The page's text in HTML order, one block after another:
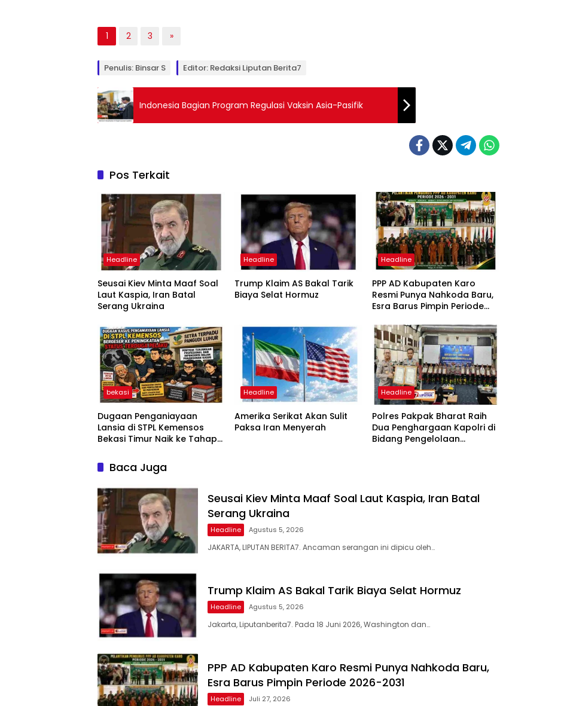
1 2 3 »
Penulis: Binsar S Editor: Redaksi Liputan Berita7
Indonesia Bagian Program Regulasi Vaksin Asia-Pasifik
Pos Terkait
Headline
Seusai Kiev Minta Maaf Soal
Laut Kaspia, Iran Batal
Serang Ukraina
Headline
Trump Klaim AS Bakal Tarik
Biaya Selat Hormuz
Headline
PPP AD Kabupaten Karo
Resmi Punya Nahkoda Baru,
Esra Barus Pimpin Periode
bekasi
Dugaan Penganiayaan
Lansia di STPL Kemensos
Bekasi Timur Naik ke Tahap
Minta Proses Transparan
dan Bebas Intervensi
Headline
Amerika Serikat Akan Sulit
Paksa Iran Menyerah
Headline
Polres Pakpak Bharat Raih
Dua Penghargaan Kapolri di
Bidang Pengelolaan
Baca Juga
Seusai Kiev Minta Maaf Soal Laut Kaspia, Iran Batal
Serang Ukraina
Headline Agustus 5, 2026
JAKARTA, LIPUTAN BERITA7. Ancaman serangan ini dipicu oleh…
Trump Klaim AS Bakal Tarik Biaya Selat Hormuz
Headline Agustus 5, 2026
Jakarta, Liputanberita7. Pada 18 Juni 2026, Washington dan…
PPP AD Kabupaten Karo Resmi Punya Nahkoda Baru,
Esra Barus Pimpin Periode 2026-2031
Headline Juli 27, 2026